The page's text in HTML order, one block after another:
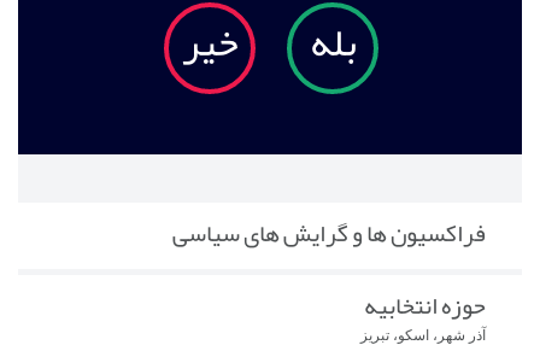
بله خیر
فراکسیون ها و گرایش های سیاسی
حوزه انتخابیه
آذر شهر، اسکو، تبریز